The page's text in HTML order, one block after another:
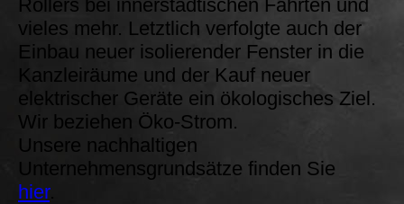
Rollers bei innerstädtischen Fahrten und
vieles mehr. Letztlich verfolgte auch der
Einbau neuer isolierender Fenster in die
Kanzleiräume und der Kauf neuer
elektrischer Geräte ein ökologisches Ziel.
Wir beziehen Öko-Strom.
Unsere nachhaltigen
Unternehmensgrundsätze finden Sie
hier.